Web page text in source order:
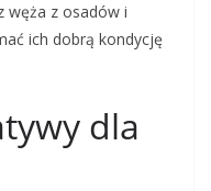
węża z osadów i
ich dobrą kondycję
dla